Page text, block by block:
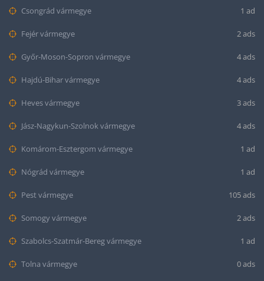
Csongrád vármegye 1 ad
Fejér vármegye 2 ads
Győr-Moson-Sopron vármegye 4 ads
Hajdú-Bihar vármegye 4 ads
Heves vármegye 3 ads
Jász-Nagykun-Szolnok vármegye 4 ads
Komárom-Esztergom vármegye 1 ad
Nógrád vármegye 1 ad
Pest vármegye 105 ads
Somogy vármegye 2 ads
Szabolcs-Szatmár-Bereg vármegye 1 ad
Tolna vármegye 0 ads